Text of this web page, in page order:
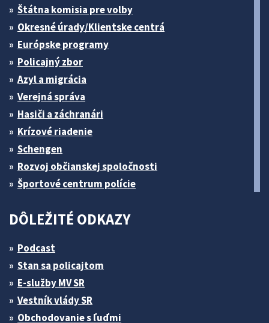
Štátna komisia pre volby
Okresné úrady/Klientske centrá
Európske programy
Policajný zbor
Azyl a migrácia
Verejná správa
Hasiči a záchranári
Krízové riadenie
Schengen
Rozvoj občianskej spoločnosti
Športové centrum polície
DÔLEŽITÉ ODKAZY
Podcast
Stan sa policajtom
E-služby MV SR
Vestník vlády SR
Obchodovanie s ľuďmi